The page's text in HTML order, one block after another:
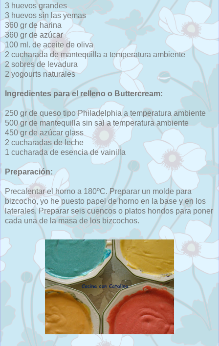
3 huevos grandes
3 huevos sin las yemas
360 gr de harina
360 gr de azúcar
100 ml. de aceite de oliva
2 cucharada de mantequilla a temperatura ambiente
2 sobres de levadura
2 yogourts naturales
Ingredientes para el relleno o Buttercream:
250 gr de queso tipo Philadelphia a temperatura ambiente
500 gr de mantequilla sin sal a temperatura ambiente
450 gr de azúcar glass
2 cucharadas de leche
1 cucharada de esencia de vainilla
Preparación:
Precalentar el horno a 180ºC. Preparar un molde para
bizcocho, yo he puesto papel de horno en la base y en los
laterales. Preparar seis cuencos o platos hondos para poner
cada una de la masa de los bizcochos.